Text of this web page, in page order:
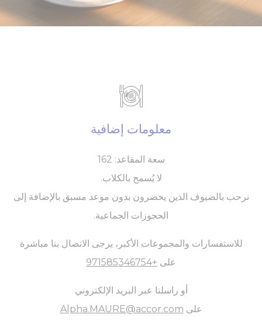
معلومات إضافية
سعة المقاعد: 162
لا يُسمح بالكلاب.
نرحب بالضيوف الذين يحضرون بدون موعد مسبق بالإضافة إلى
الحجوزات الجماعية.
للاستفسارات والمجموعات الأكبر، يرجى الاتصال بنا مباشرة
على +971585346754
أو راسلنا عبر البريد الإلكتروني
على Alpha.MAURE@accor.com